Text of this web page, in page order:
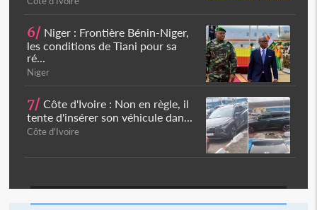
6/ Niger : Frontière Bénin-Niger,
les conditions de Tiani pour sa
ré...
Niger
7/ Côte d'Ivoire : Non en règle, il
tente d'insérer son véhicule dan...
Côte d'Ivoire